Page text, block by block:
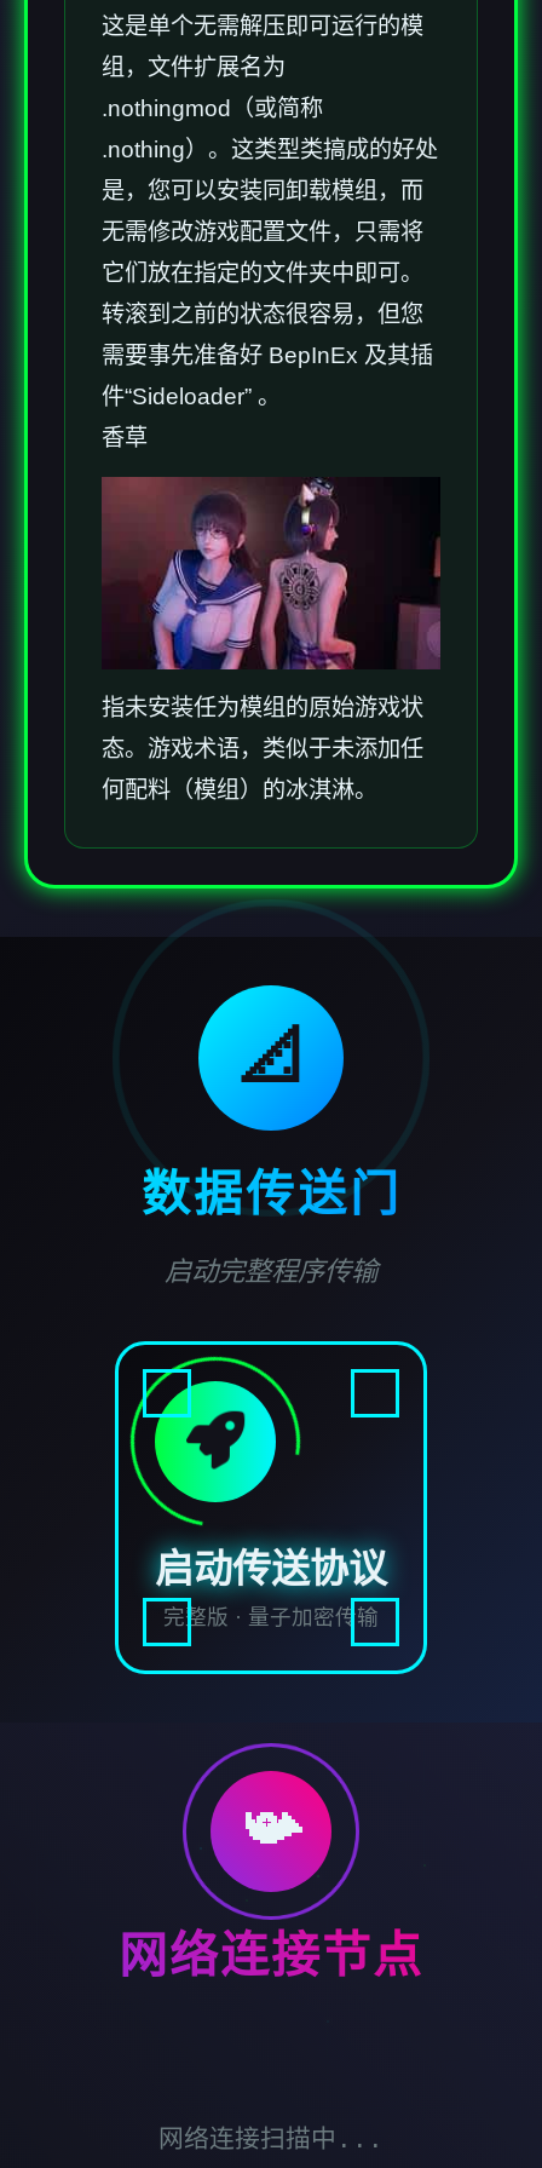
这是单个无需解压即可运行的模
组，文件扩展名为
.nothingmod（或简称
.nothing）。这类型类搞成的好处
是，您可以安装同卸载模组，而
无需修改游戏配置文件，只需将
它们放在指定的文件夹中即可。
转滚到之前的状态很容易，但您
需要事先准备好 BepInEx 及其插
件“Sideloader” 。
香草
指未安装任为模组的原始游戏状
态。游戏术语，类似于未添加任
何配料（模组）的冰淇淋。
📐
数据传送门
启动完整程序传输
启动传送协议
完整版 · 量子加密传输
📯
网络连接节点
网络连接扫描中...